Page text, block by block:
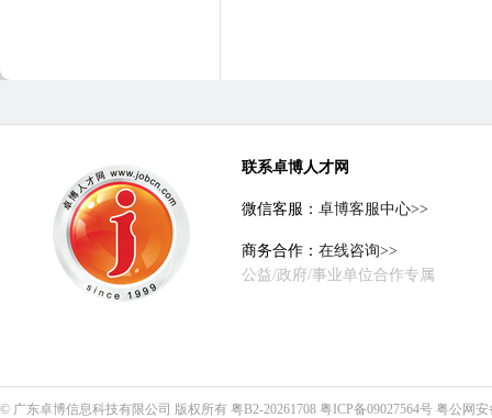
联系卓博人才网
微信客服： 卓博客服中心>>
商务合作： 在线咨询>>
公益/政府/事业单位合作专属
© 广东卓博信息科技有限公司 版权所有 粤B2-20261708 粤ICP备09027564号 粤公网安